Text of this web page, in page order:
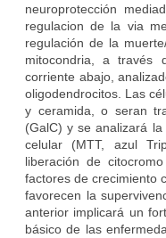
neuroprotección
regulacion de la via
regulación de la
mitocondria, a través
corriente abajo,
oligodendrocitos. Las
y ceramida, o seran
(GalC) y se analizará
celular (MTT, azul
liberación de
factores de crecimiento
favorecen la
anterior implicará un
básico de las